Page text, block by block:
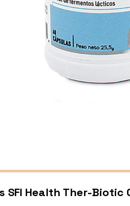
SFI Health Ther-Biotic